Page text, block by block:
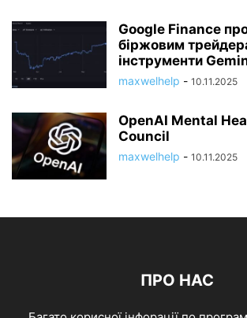
Google Finance
біржовим
інструменти
maxwelhelp - 10.11.2025
OpenAI Mental
Council
maxwelhelp - 10.11.2025
ПРО НАС